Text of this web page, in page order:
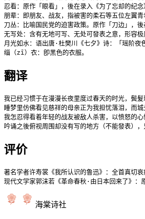
忍看：原作「眼看」，後在录入《为了忘却的纪念
朋辈：即朋友、战友，指被害的柔石等五位左翼青
刀丛：比喻国民党的迫害政策。原作「刀边」，
无写处：含有无地可写、无处可發表之意，形容极
月光如水：语出唐·杜樊川《七夕》诗：「瑶阶夜
缁（zī）衣：卽黑色的衣服。
翻译
我已经习惯于在漫漫长夜里度过春天的时光，鬓
睡梦里仿佛看见慈祥的母亲正为我担忧落泪，而
我怎忍得看着年轻的战友被敌人杀害，以愤怒的
吟诵之後俯视周围却没有写的地方（不能發表）
评价
著名学者许寿裳《我所认识的鲁迅》：全首真切
现代文学家郭沫若《革命春秋·由日本回来了》：
海棠诗社